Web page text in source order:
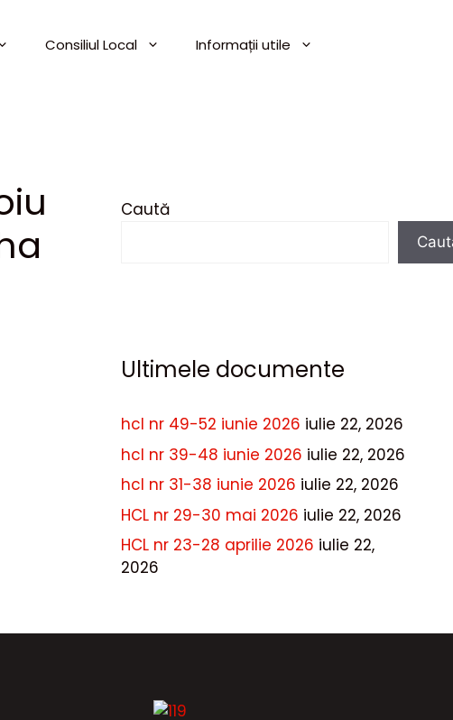
Consiliul Local Informații utile
Caută
Ultimele documente
hcl nr 49-52 iunie 2026 iulie 22, 2026
hcl nr 39-48 iunie 2026 iulie 22, 2026
hcl nr 31-38 iunie 2026 iulie 22, 2026
HCL nr 29-30 mai 2026 iulie 22, 2026
HCL nr 23-28 aprilie 2026 iulie 22,
2026